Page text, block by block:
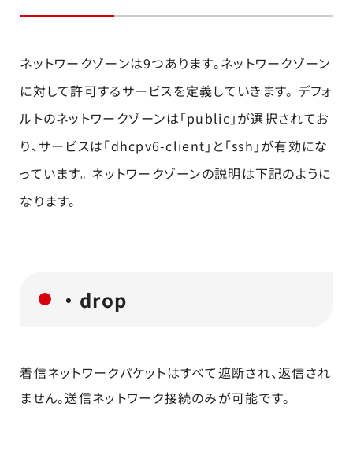
ネットワークゾーンは9つあります。ネットワークゾーン
に対して許可するサービスを定義していきます。 デフォ
ルトのネットワークゾーンは「public」が選択されてお
り、サービスは「dhcpv6-client」と「ssh」が有効にな
っています。 ネットワークゾーンの説明は下記のように
なります。
・drop
着信ネットワークパケットはすべて遮断され、返信され
ません。送信ネットワーク接続のみが可能です。